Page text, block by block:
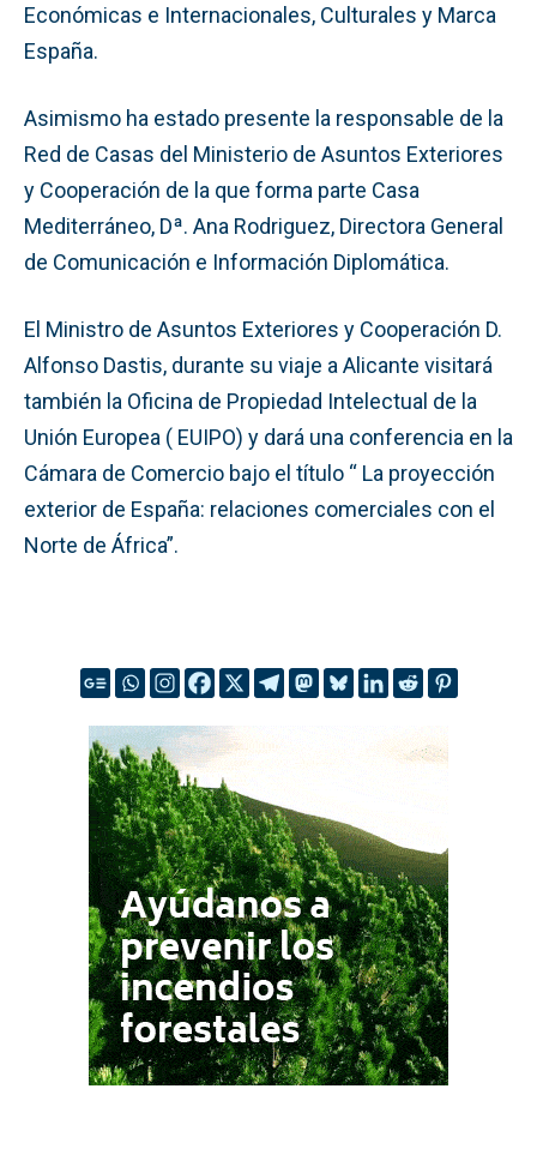
Económicas e Internacionales, Culturales y Marca
España.
Asimismo ha estado presente la responsable de la
Red de Casas del Ministerio de Asuntos Exteriores
y Cooperación de la que forma parte Casa
Mediterráneo, Dª. Ana Rodriguez, Directora General
de Comunicación e Información Diplomática.
El Ministro de Asuntos Exteriores y Cooperación D.
Alfonso Dastis, durante su viaje a Alicante visitará
también la Oficina de Propiedad Intelectual de la
Unión Europea ( EUIPO) y dará una conferencia en la
Cámara de Comercio bajo el título “ La proyección
exterior de España: relaciones comerciales con el
Norte de África”.